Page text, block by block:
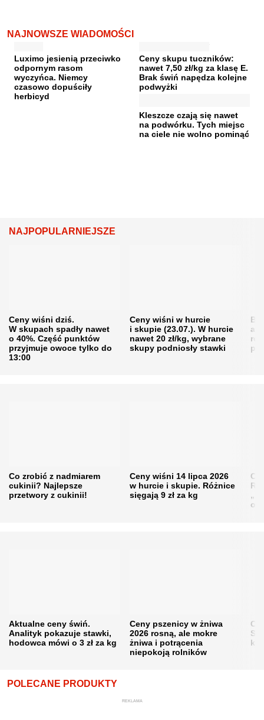
NAJNOWSZE WIADOMOŚCI
Luximo jesienią przeciwko
odpornym rasom
wyczyńca. Niemcy
czasowo dopuściły
herbicyd
Ceny skupu tuczników:
nawet 7,50 zł/kg za klasę E.
Brak świń napędza kolejne
podwyżki
Kleszcze czają się nawet
na podwórku. Tych miejsc
na ciele nie wolno pominąć
NAJPOPULARNIEJSZE
Ceny wiśni dziś.
W skupach spadły nawet
o 40%. Część punktów
przyjmuje owoce tylko do
13:00
Ceny wiśni w hurcie
i skupie (23.07.). W hurcie
nawet 20 zł/kg, wybrane
skupy podniosły stawki
Co zrobić z nadmiarem
cukinii? Najlepsze
przetwory z cukinii!
Ceny wiśni 14 lipca 2026
w hurcie i skupie. Różnice
sięgają 9 zł za kg
Aktualne ceny świń.
Analityk pokazuje stawki,
hodowca mówi o 3 zł za kg
Ceny pszenicy w żniwa
2026 rosną, ale mokre
żniwa i potrącenia
niepokoją rolników
POLECANE PRODUKTY
REKLAMA